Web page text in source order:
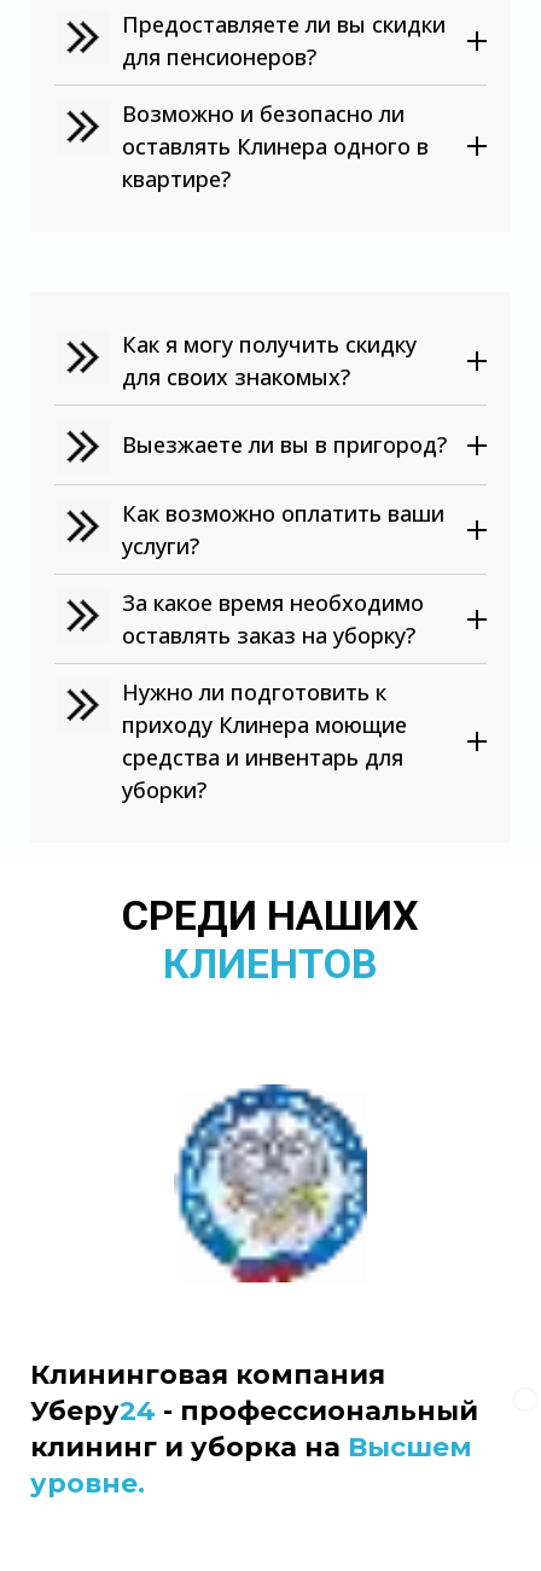
Предоставляете ли вы скидки
для пенсионеров?
Возможно и безопасно ли
оставлять Клинера одного в
квартире?
Как я могу получить скидку
для своих знакомых?
Выезжаете ли вы в пригород?
Как возможно оплатить ваши
услуги?
За какое время необходимо
оставлять заказ на уборку?
Нужно ли подготовить к
приходу Клинера моющие
средства и инвентарь для
уборки?
СРЕДИ НАШИХ
КЛИЕНТОВ
Клининговая компания
Уберу24 - профессиональный
клининг и уборка на Высшем
уровне.